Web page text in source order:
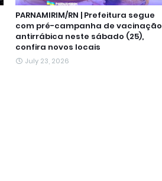
PARNAMIRIM/RN | Prefeitura segue
com pré-campanha de vacinação
antirrábica neste sábado (25),
confira novos locais
July 23, 2026